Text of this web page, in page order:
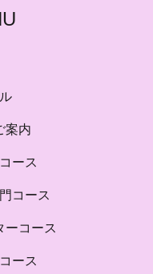
案内
ース
コース
ーコース
ース